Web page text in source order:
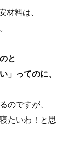
料は、
と
」ってのに、
のですが、
たいわ！と思